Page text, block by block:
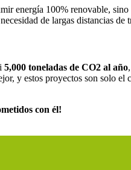
energía 100% renovable,
de largas distancias
5,000 toneladas de CO2 al año
y estos proyectos son solo
con él!